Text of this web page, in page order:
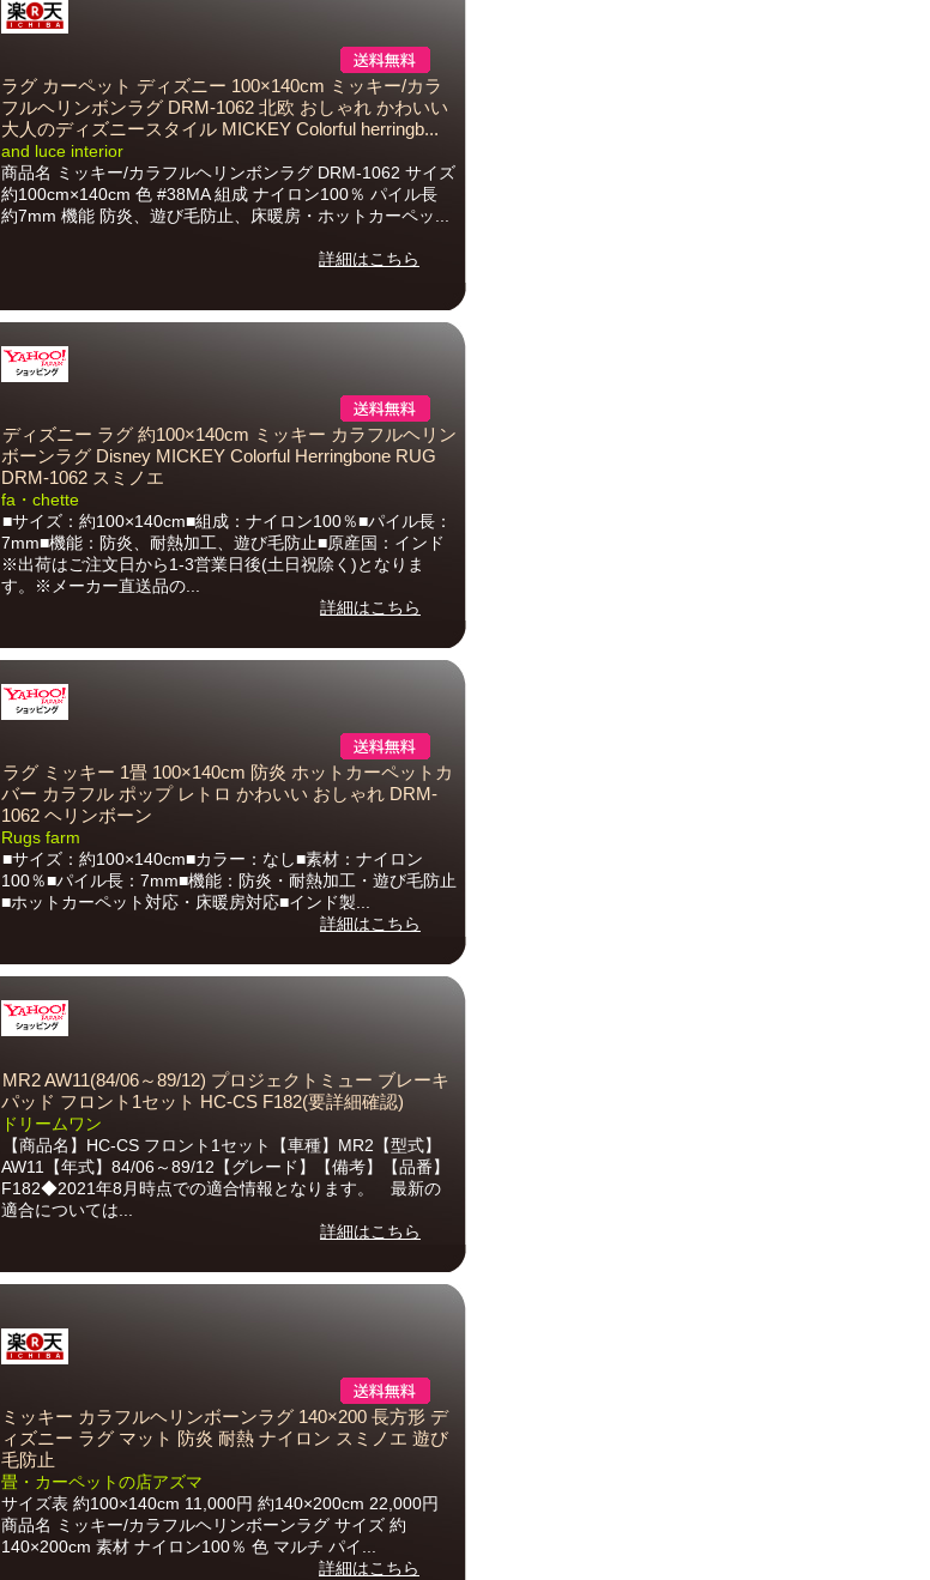
ラグ カーペット ディズニー 100×140cm ミッキー/カラ
フルヘリンボンラグ DRM-1062 北欧 おしゃれ かわいい
大人のディズニースタイル MICKEY Colorful herringb...
and luce interior
商品名 ミッキー/カラフルヘリンボンラグ DRM-1062 サイズ
約100cm×140cm 色 #38MA 組成 ナイロン100％ パイル長
約7mm 機能 防炎、遊び毛防止、床暖房・ホットカーペッ...
詳細はこちら
ディズニー ラグ 約100×140cm ミッキー カラフルヘリン
ボーンラグ Disney MICKEY Colorful Herringbone RUG
DRM-1062 スミノエ
fa・chette
■サイズ：約100×140cm■組成：ナイロン100％■パイル長：
7mm■機能：防炎、耐熱加工、遊び毛防止■原産国：インド
※出荷はご注文日から1-3営業日後(土日祝除く)となりま
す。※メーカー直送品の...
詳細はこちら
ラグ ミッキー 1畳 100×140cm 防炎 ホットカーペットカ
バー カラフル ポップ レトロ かわいい おしゃれ DRM-
1062 ヘリンボーン
Rugs farm
■サイズ：約100×140cm■カラー：なし■素材：ナイロン
100％■パイル長：7mm■機能：防炎・耐熱加工・遊び毛防止
■ホットカーペット対応・床暖房対応■インド製...
詳細はこちら
MR2 AW11(84/06～89/12) プロジェクトミュー ブレーキ
パッド フロント1セット HC-CS F182(要詳細確認)
ドリームワン
【商品名】HC-CS フロント1セット【車種】MR2【型式】
AW11【年式】84/06～89/12【グレード】【備考】【品番】
F182◆2021年8月時点での適合情報となります。 最新の
適合については...
詳細はこちら
ミッキー カラフルヘリンボーンラグ 140×200 長方形 デ
ィズニー ラグ マット 防炎 耐熱 ナイロン スミノエ 遊び
毛防止
畳・カーペットの店アズマ
サイズ表 約100×140cm 11,000円 約140×200cm 22,000円
商品名 ミッキー/カラフルヘリンボーンラグ サイズ 約
140×200cm 素材 ナイロン100％ 色 マルチ パイ...
詳細はこちら